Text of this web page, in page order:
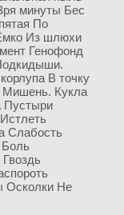
минуты Бес
По
Из шлюхи
Генофонд
В точку
Мишень. Кукла
Пустыри
Истлеть
Слабость
Гвоздь
Осколки Не